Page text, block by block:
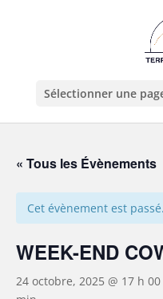
Sélectionner une
« Tous les Évènements
Cet évènement est passé.
WEEK-END
24 octobre, 2025 @ 17 h